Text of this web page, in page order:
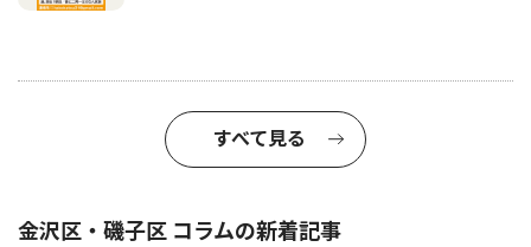
すべて見る
金沢区・磯子区 コラムの新着記事